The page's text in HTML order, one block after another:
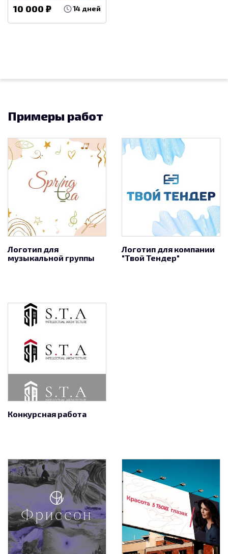
10 000 ₽ 14 дней
Примеры работ
Логотип для
музыкальной группы
Логотип для компании
"Твой Тендер"
Конкурсная работа